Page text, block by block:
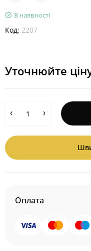
В наявності
Код: 2207
Уточнюйте
Оплата